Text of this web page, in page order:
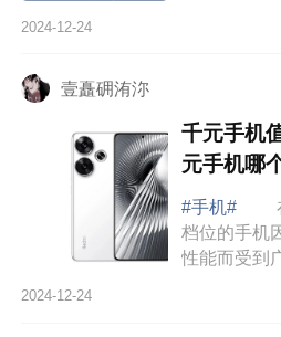
拍照均衡些
2024-12-24
壹矗砽洧沵
千元手机
元手机哪
#手机#
在
档位的手机
性能而受到
些？千元手
2024-12-24